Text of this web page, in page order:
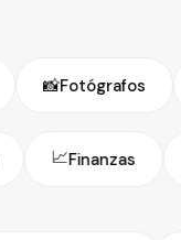
📸Fotógrafos
📈Finanzas